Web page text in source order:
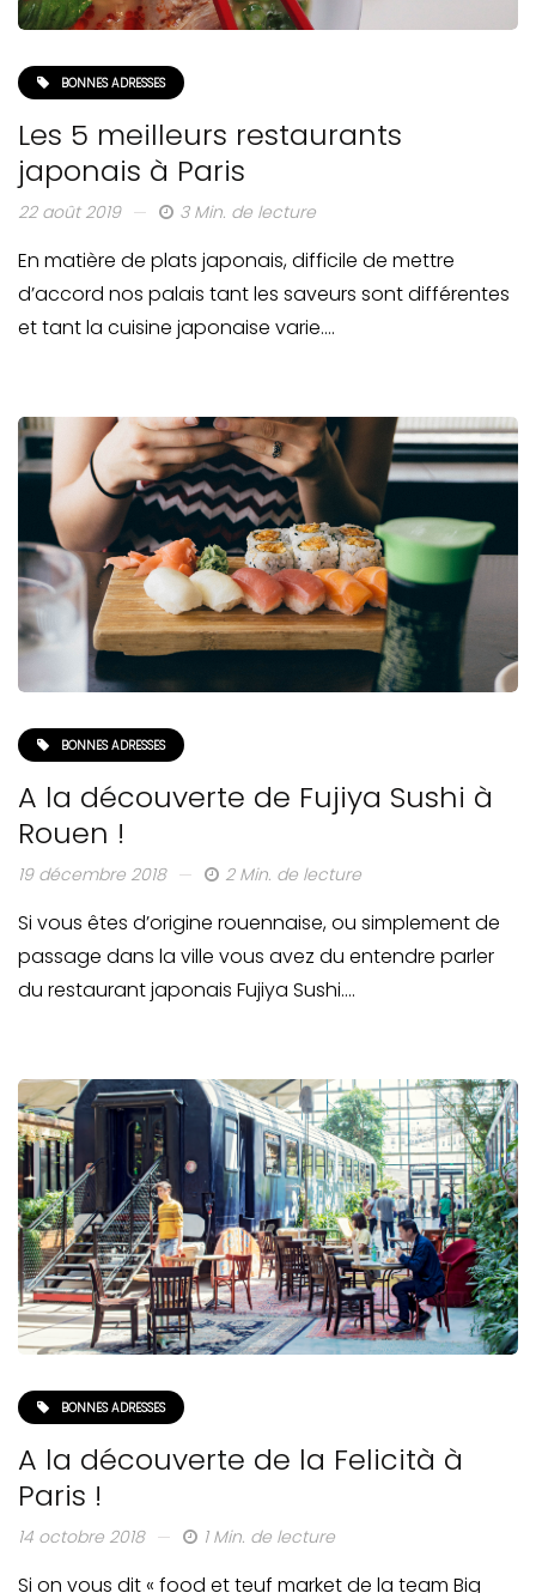
BONNES ADRESSES
Les 5 meilleurs restaurants
japonais à Paris
22 août 2019 3 Min. de lecture
En matière de plats japonais, difficile de mettre
d’accord nos palais tant les saveurs sont différentes
et tant la cuisine japonaise varie….
BONNES ADRESSES
A la découverte de Fujiya Sushi à
Rouen !
19 décembre 2018 2 Min. de lecture
Si vous êtes d’origine rouennaise, ou simplement de
passage dans la ville vous avez du entendre parler
du restaurant japonais Fujiya Sushi….
BONNES ADRESSES
A la découverte de la Felicità à
Paris !
14 octobre 2018 1 Min. de lecture
Si on vous dit « food et teuf market de la team Big